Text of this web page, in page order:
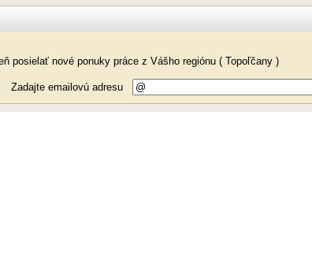
posielať nové ponuky práce z Vášho regiónu ( Topoľčany )
Zadajte emailovú adresu